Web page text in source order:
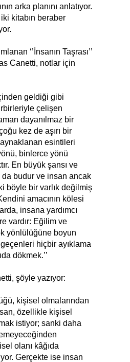
arka planını anlatıyor.
kitabın beraber
‘’İnsanın Taşrası’’
Canetti, notlar için
geldiği gibi
çelişen
dayanılmaz bir
kez de aşırı bir
esintileri
binlerce yönü
En büyük şansı ve
da budur ve insan ancak
böyle bir varlık değilmiş
amacının kölesi
insana yardımcı
vardır: Eğilim ve
yönlülüğüne boyun
hiçbir ayıklama
dökmek.’’
şöyle yazıyor:
kişisel olmalarından
özellikle kişisel
istiyor; sanki daha
olanı kâğıda
Gerçekte ise insan